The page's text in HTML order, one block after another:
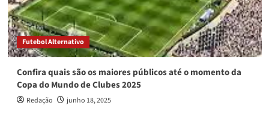
Futebol Alternativo
Confira quais são os maiores públicos até o momento da
Copa do Mundo de Clubes 2025
Redação junho 18, 2025